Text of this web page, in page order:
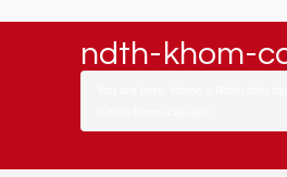
ndth-khom-